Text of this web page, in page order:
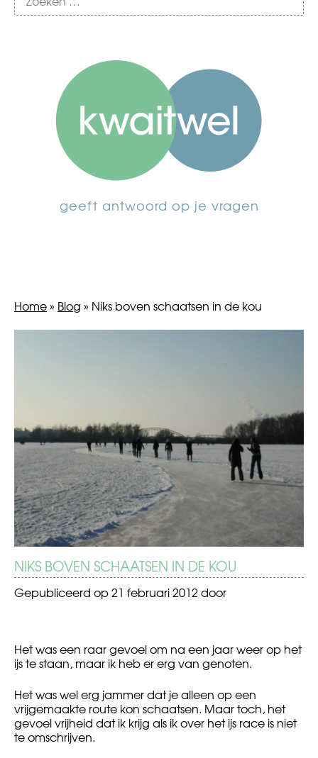
geeft antwoord op je vragen
Home» Blog » Niks boven schaatsen in de kou
NIKS BOVEN SCHAATSEN IN DE KOU
Gepubliceerd op21 februari 2012 door
Het was een raar gevoel om na een jaar weer op het
ijs te staan, maar ik heb er erg van genoten.
Het was wel erg jammer dat je alleen op een
vrijgemaakte route kon schaatsen. Maar toch, het
gevoel vrijheid dat ik krijg als ik over het ijs race is niet
te omschrijven.